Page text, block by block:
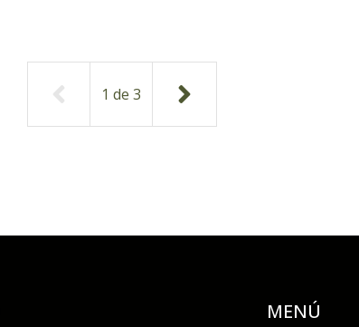
1 de 3
MENÚ